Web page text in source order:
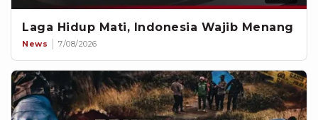
Laga Hidup Mati, Indonesia Wajib Menang
News 7/08/2026